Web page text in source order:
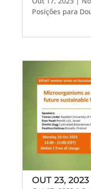
Posições para
OUT 23, 2023